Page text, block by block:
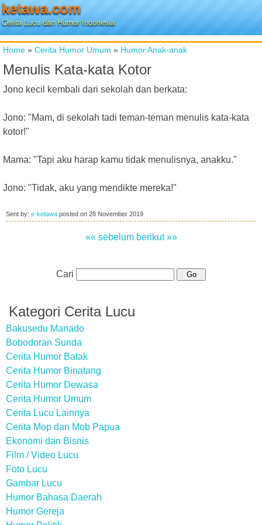
ketawa.com
Cerita Lucu dan Humor Indonesia
Home » Cerita Humor Umum » Humor Anak-anak
Menulis Kata-kata Kotor
Jono kecil kembali dari sekolah dan berkata:
Jono: "Mam, di sekolah tadi teman-teman menulis kata-kata
kotor!"
Mama: "Tapi aku harap kamu tidak menulisnya, anakku."
Jono: "Tidak, aku yang mendikte mereka!"
Sent by: e-ketawa posted on 28 November 2019
«« sebelum berikut »»
Cari
Kategori Cerita Lucu
Bakusedu Manado
Bobodoran Sunda
Cerita Humor Batak
Cerita Humor Binatang
Cerita Humor Dewasa
Cerita Humor Umum
Cerita Lucu Lainnya
Cerita Mop dan Mob Papua
Ekonomi dan Bisnis
Film / Video Lucu
Foto Lucu
Gambar Lucu
Humor Bahasa Daerah
Humor Gereja